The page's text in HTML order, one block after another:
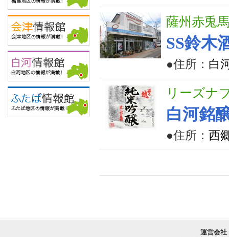
薩州赤兎
SS鈴木
●住所： 白
リーズナ
白河銘
●住所： 西
運営会